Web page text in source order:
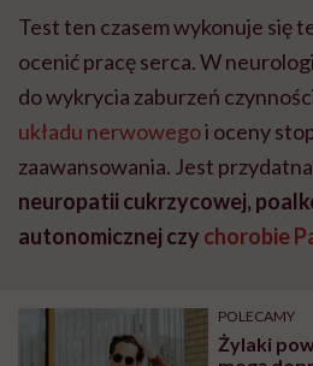
Test ten czasem wykonuje się
ocenić pracę serca. W
do wykrycia zaburzeń
układu nerwowegoi oceny
zaawansowania. Jest
neuropatii cukrzycowej,
autonomicznej czy chorobie
POLECAMY
Żylaki